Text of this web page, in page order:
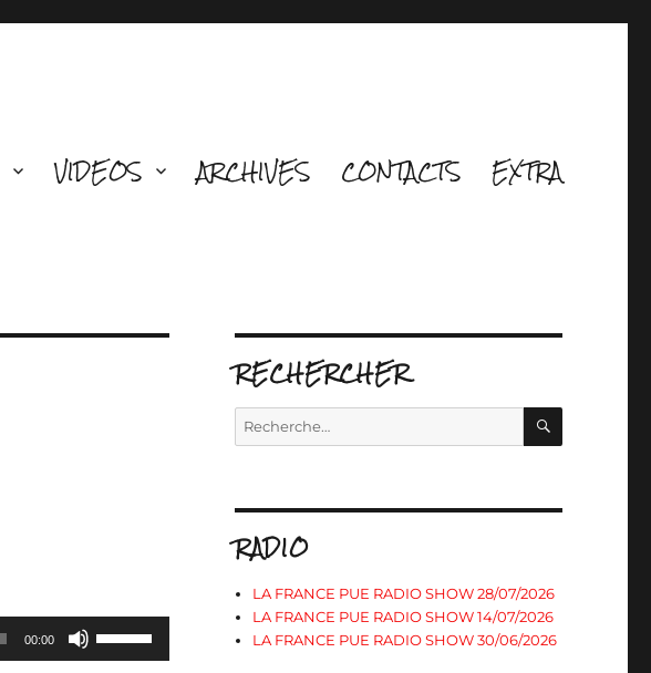
VIDEOS ARCHIVES CONTACTS EXTRA
00:00
Utilisez
les
RECHERCHER
Recherche
RADIO
LA FRANCE PUE RADIO SHOW 28/07/2026
LA FRANCE PUE RADIO SHOW 14/07/2026
LA FRANCE PUE RADIO SHOW 30/06/2026